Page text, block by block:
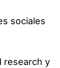
sociales
research y